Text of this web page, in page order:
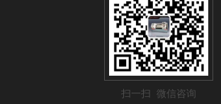
扫一扫 微信咨询